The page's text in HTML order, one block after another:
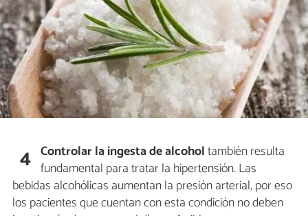
4 Controlar la ingesta de alcoholtambién resulta
fundamental para tratar la hipertensión. Las
bebidas alcohólicas aumentan la presión arterial, por eso
los pacientes que cuentan con esta condición no deben